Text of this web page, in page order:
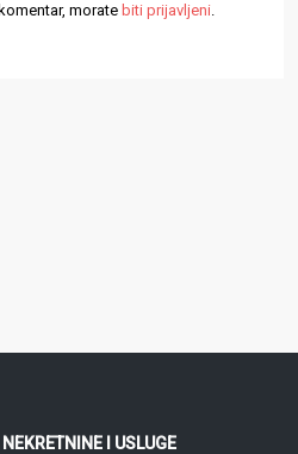
morate biti prijavljeni.
I USLUGE